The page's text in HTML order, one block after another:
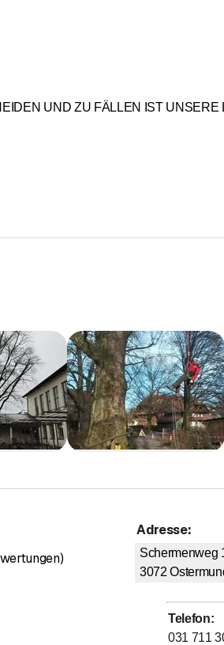
UND ZU FÄLLEN IST UNSERE
5 von 5 Sternen
Adresse:
Schermenweg
3072
Telefon:
031 711